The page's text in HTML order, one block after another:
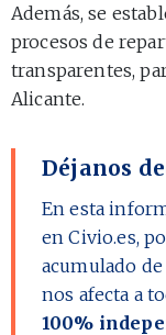
Además, se
procesos de
transparentes,
Alicante.
Déjanos
En esta
en Civio.es,
acumulado
nos afecta a
100%